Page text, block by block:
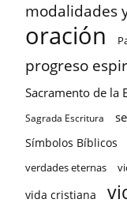
modalidades
oración
progreso
Sacramento de la
Sagrada Escritura
Símbolos Bíblicos
verdades eternas
vida cristiana